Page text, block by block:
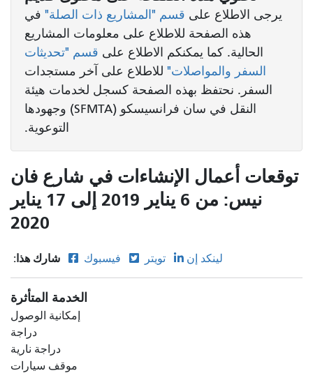
يرجى الاطلاع على قسم "المشاريع ذات الصلة" في
هذه الصفحة للاطلاع على معلومات المشاريع
الحالية. كما يمكنكم الاطلاع على قسم "تحديثات
السفر والمواصلات" للاطلاع على آخر مستجدات
السفر. نحتفظ بهذه الصفحة كسجل لخدمات هيئة
النقل في سان فرانسيسكو (SFMTA) وجهودها
التوعوية.
توقعات أعمال الإنشاءات في شارع فان
نيس: من 6 يناير 2019 إلى 17 يناير
2020
شارك هذا: فيسبوك تويتر لينكد إن
الخدمة المتأثرة
إمكانية الوصول
دراجة
دراجة نارية
موقف سيارات